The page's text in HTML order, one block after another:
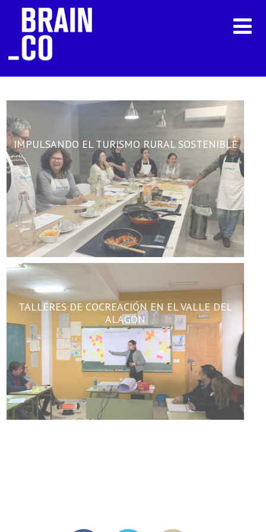
IMPULSANDO EL TURISMO RURAL SOSTENIBLE
TALLERES DE COCREACIÓN EN EL VALLE DEL
ALAGÓN